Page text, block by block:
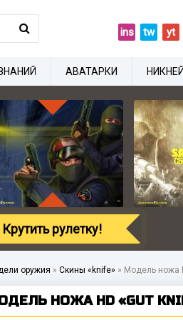
оружия » Скины «knife» » Модель ножа
НОЖА HD «GUT
ins tw yt
АВАТАРКИ
Крутить рулетку!